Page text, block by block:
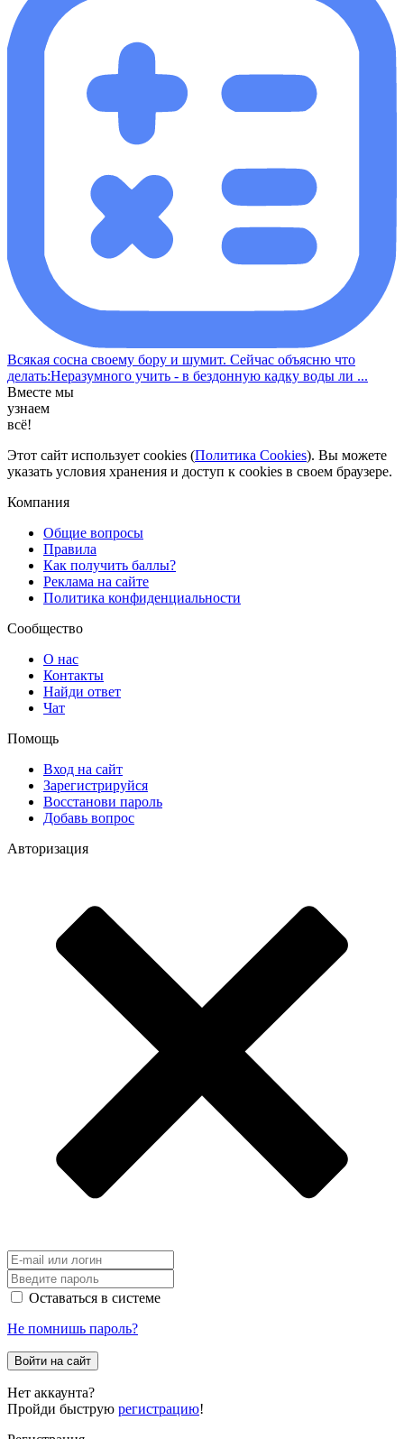
Всякая сосна своему бору и шумит. Сейчас объясню что
делать:Неразумного учить - в бездонную кадку воды ли ...
Вместе мы
узнаем
всё!
Этот сайт использует cookies (Политика Cookies). Вы можете
указать условия хранения и доступ к cookies в своем браузере.
Компания
Общие вопросы
Правила
Как получить баллы?
Реклама на сайте
Политика конфиденциальности
Сообщество
О нас
Контакты
Найди ответ
Чат
Помощь
Вход на сайт
Зарегистрируйся
Восстанови пароль
Добавь вопрос
Авторизация
Оставаться в системе
Не помнишь пароль?
Войти на сайт
Нет аккаунта?
Пройди быструю регистрацию!